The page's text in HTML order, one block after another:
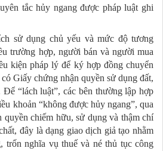
tắc hủy ngang được pháp luật ghi
sử dụng chủ yếu và mức độ tương
trường hợp, người bán và người mua
kiện pháp lý để ký hợp đồng chuyển
Giấy chứng nhận quyền sử dụng đất,
“lách luật”, các bên thường lập hợp
khoản “không được hủy ngang”, qua
quyền chiếm hữu, sử dụng và thậm chí
đây là dạng giao dịch giả tạo nhằm
trốn nghĩa vụ thuế và né thủ tục công